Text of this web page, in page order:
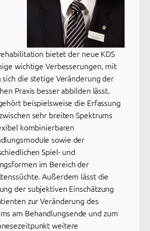
bietet der neue KDS
wichtige Verbesserungen, mit
sich die stetige Veränderung der
Praxis besser abbilden lässt.
beispielsweise die Erfassung
sehr breiten Spektrums
kombinierbaren
sowie der
Spiel- und
im Bereich der
Außerdem lässt die
der subjektiven Einschätzung
zur Veränderung des
am Behandlungsende und zum
weitere